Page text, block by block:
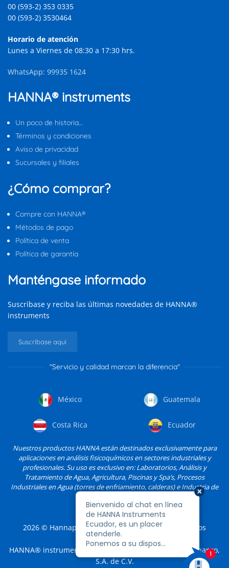
00 (593-2) 353 0335
00 (593-2) 3530464
Horario de atención
Lunes a Viernes de 08:30 a 17:30 hrs.
WhatsApp: 99935 1624
HANNA® instruments
Un poco de historia…
Términos y condiciones
Aviso de privacidad
Sucursales y filiales
¿Cómo comprar?
Compre con HANNA®
Métodos de pago
Política de venta
Política de garantía
Manténgase informado
Suscríbase y reciba las últimas novedades de HANNA®
instruments
Suscríbase aquí
"Servicio y calidad marcan la diferencia"
México Guatemala
Costa Rica Ecuador
Nuestros productos HANNA están destinados exclusivamente para
aplicaciones en análisis fisicoquímicos en sectores industriales y
profesionales. Su uso es exclusivo en: Laboratorios, Análisis y
Tratamiento de Agua, Agricultura, Piscinas y Spa’s, Procesos
Industriales en Agua (torres de enfriamiento, calderas) e Industria de
2026 © Hannapro, S.A. de C.V. y sus filiales. Todos los
derechos reservados.
HANNA® instruments es una marca registrada de Hannapro,
S.A. de C.V.